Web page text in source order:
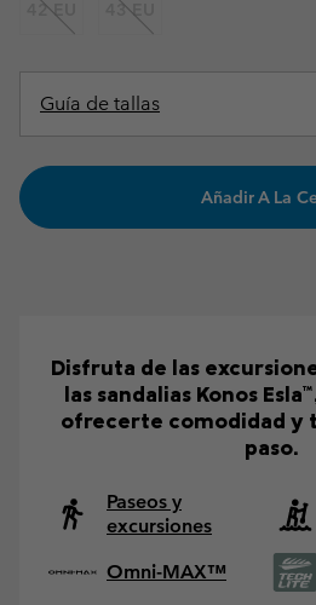
42 EU 43 EU
Guía de tallas
Añadir A La
Disfruta de las
las sandalias Konos
ofrecerte comodidad y
paso.
Paseos y
excursiones
Omni-MAX™